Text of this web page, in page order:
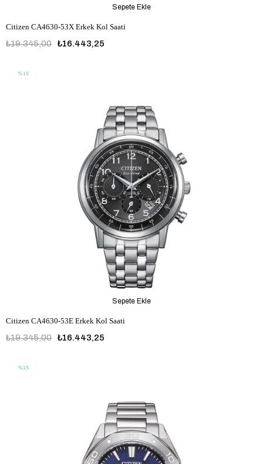
Citizen CA4630-53X Erkek Kol Saati
₺16.443,25
₺19.345,00
Sepete Ekle
Citizen CA4630-53E Erkek Kol Saati
₺16.443,25
₺19.345,00
Sepete Ekle
%15
%15